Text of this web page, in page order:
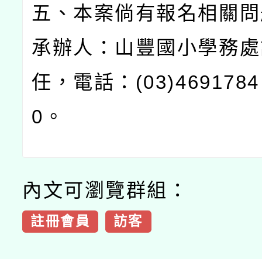
五、本案倘有報名相關
承辦人：山豐國小學務
任，電話： (03)4691784
0 。
內文可瀏覽群組：
註冊會員 訪客